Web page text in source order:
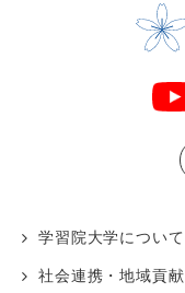
学習院大学について
社会連携・地域貢献